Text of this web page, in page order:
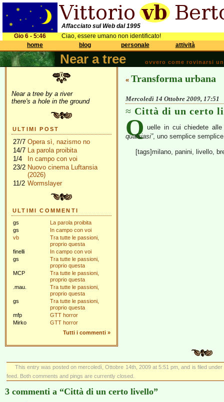
Affacciato sul Web dal 1995
Gio 6 - 5:46
Ciao, essere umano non identificato!
home
blog personale attività
Near a tree ovvero come rovinarsi
Near a tree by a river
there's a hole in the ground
ULTIMI POST
27/7 Opera sì, nazismo no
14/7 La parola proibita
1/4
In campo con voi
23/2 Nuovo cinema Luftansia
(2026)
11/2 Wormslayer
ULTIMI COMMENTI
gs
La parola proibita
gs
In campo con voi
vb
Tra tutte le passioni,
proprio questa
finelli
In campo con voi
gs
Tra tutte le passioni,
proprio questa
MCP
Tra tutte le passioni,
proprio questa
.mau.
Tra tutte le passioni,
proprio questa
gs
Tra tutte le passioni,
proprio questa
mfp
GTT horror
Mirko
GTT horror
Tutti i commenti »
« Transforma urbana
Mercoledì 14 Ottobre 2009, 17:51
Città di un certo
Q uelle in cui chiedete
qualsiasi”, uno semplice
[tags]milano, panini, livello,
This entry was posted on mercoledì, Ottobre 14th, 2009 at 5:51 pm, and is filed under
feed. Both comments and pings are currently closed.
3 commenti a “Città di un certo livello”